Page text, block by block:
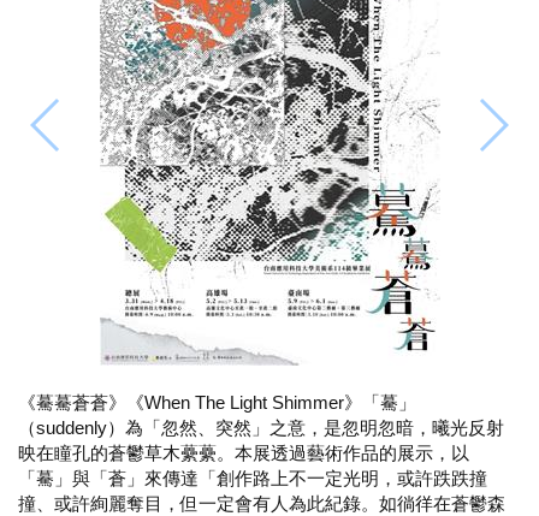
《驀驀蒼蒼》《When The Light Shimmer》「驀」
（suddenly）為「忽然、突然」之意，是忽明忽暗，曦光反射
映在瞳孔的蒼鬱草木虆虆。本展透過藝術作品的展示，以
「驀」與「蒼」來傳達「創作路上不一定光明，或許跌跌撞
撞、或許絢麗奪目，但一定會有人為此紀錄。如徜徉在蒼鬱森